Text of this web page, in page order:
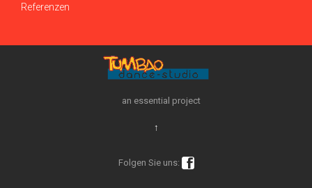
Referenzen
an essential project
↑
Folgen Sie uns: 